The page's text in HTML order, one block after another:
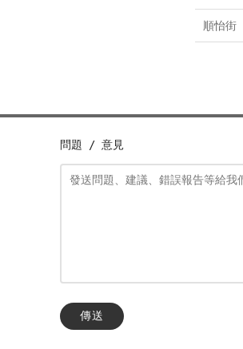
順怡街
問題 / 意見